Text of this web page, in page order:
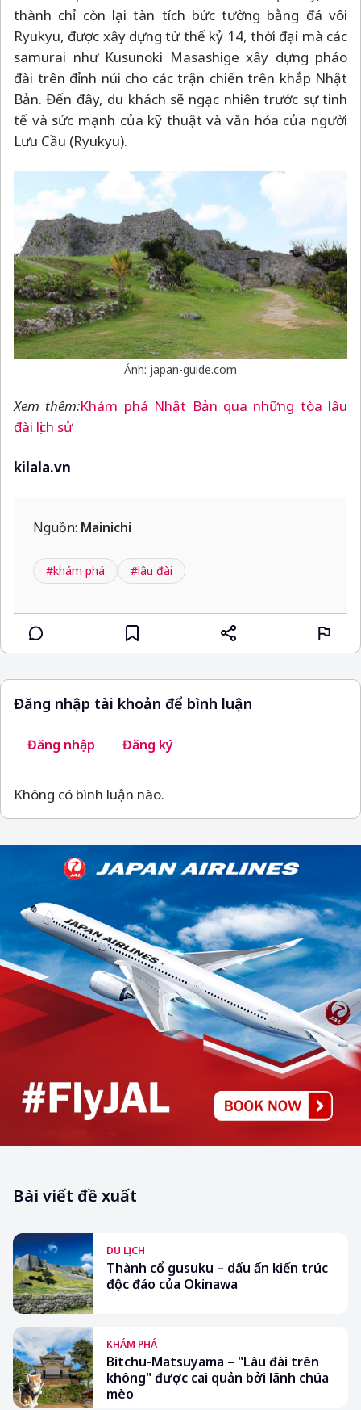
thành chỉ còn lại tàn tích bức tường bằng đá vôi
Ryukyu, được xây dựng từ thế kỷ 14, thời đại mà các
samurai như Kusunoki Masashige xây dựng pháo
đài trên đỉnh núi cho các trận chiến trên khắp Nhật
Bản. Đến đây, du khách sẽ ngạc nhiên trước sự tinh
tế và sức mạnh của kỹ thuật và văn hóa của người
Lưu Cầu (Ryukyu).
Ảnh: japan-guide.com
Xem thêm:Khám phá Nhật Bản qua những tòa lâu
đài lịch sử
kilala.vn
Nguồn: Mainichi
#khám phá #lâu đài
Đăng nhập tài khoản để bình luận
Đăng nhập Đăng ký
Không có bình luận nào.
Bài viết đề xuất
DU LỊCH
Thành cổ gusuku – dấu ấn kiến trúc
độc đáo của Okinawa
KHÁM PHÁ
Bitchu-Matsuyama – "Lâu đài trên
không" được cai quản bởi lãnh chúa
mèo